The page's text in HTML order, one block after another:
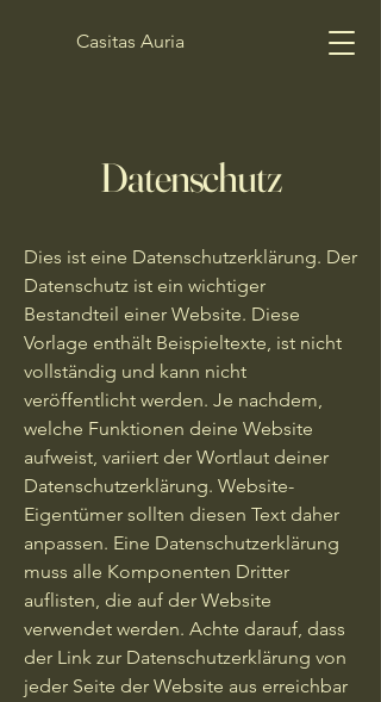
Casitas Auria
Datenschutz
Dies ist eine Datenschutzerklärung. Der
Datenschutz ist ein wichtiger
Bestandteil einer Website. Diese
Vorlage enthält Beispieltexte, ist nicht
vollständig und kann nicht
veröffentlicht werden. Je nachdem,
welche Funktionen deine Website
aufweist, variiert der Wortlaut deiner
Datenschutzerklärung. Website-
Eigentümer sollten diesen Text daher
anpassen. Eine Datenschutzerklärung
muss alle Komponenten Dritter
auflisten, die auf der Website
verwendet werden. Achte darauf, dass
der Link zur Datenschutzerklärung von
jeder Seite der Website aus erreichbar